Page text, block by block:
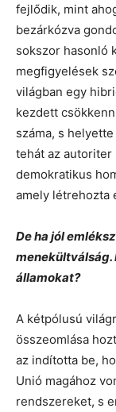
fejlődik, mint
bezárkózva
sokszor hasonló
megfigyelések
világban egy
kezdett
száma, s
tehát az autoriter
demokratikus
amely létrehozta
De ha jól
menekültválság.
államokat?
A kétpólusú
összeomlása
az indította be,
Unió magához
rendszereket, s